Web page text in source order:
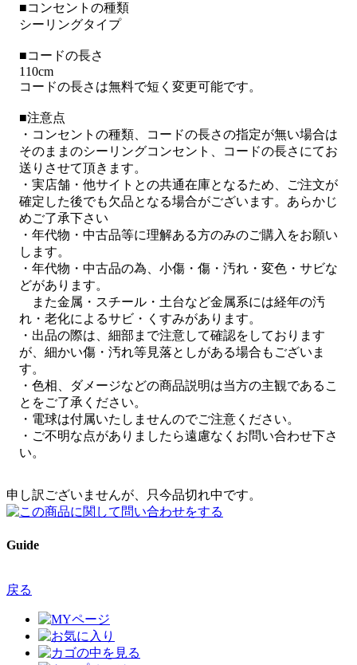
■コンセントの種類
シーリングタイプ
■コードの長さ
110cm
コードの長さは無料で短く変更可能です。
■注意点
・コンセントの種類、コードの長さの指定が無い場合は
そのままのシーリングコンセント、コードの長さにてお
送りさせて頂きます。
・実店舗・他サイトとの共通在庫となるため、ご注文が
確定した後でも欠品となる場合がございます。あらかじ
めご了承下さい
・年代物・中古品等に理解ある方のみのご購入をお願い
します。
・年代物・中古品の為、小傷・傷・汚れ・変色・サビな
どがあります。
また金属・スチール・土台など金属系には経年の汚
れ・老化によるサビ・くすみがあります。
・出品の際は、細部まで注意して確認をしております
が、細かい傷・汚れ等見落としがある場合もございま
す。
・色相、ダメージなどの商品説明は当方の主観であるこ
とをご了承ください。
・電球は付属いたしませんのでご注意ください。
・ご不明な点がありましたら遠慮なくお問い合わせ下さ
い。
申し訳ございませんが、只今品切れ中です。
Guide
戻る